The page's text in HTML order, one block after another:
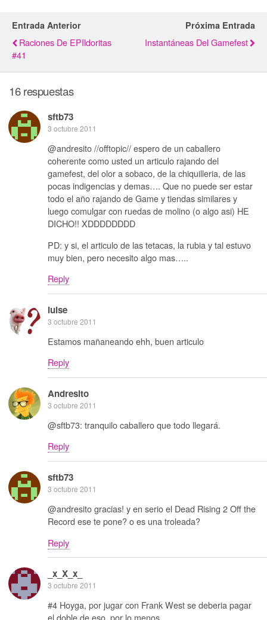
Entrada Anterior
Raciones De EPIldoritas
#41
Próxima Entrada
Instantáneas Del Gamefest
16 respuestas
sftb73
3 octubre 2011
@andresito //offtopic// espero de un caballero
coherente como usted un articulo rajando del
gamefest, del olor a sobaco, de la chiquilleria, de las
pocas indigencias y demas…. Que no puede ser estar
todo el año rajando de Game y tiendas similares y
luego comulgar con ruedas de molino (o algo asi) HE
DICHO!! XDDDDDDDD
PD: y si, el articulo de las tetacas, la rubia y tal estuvo
muy bien, pero necesito algo mas…..
Reply
luise
3 octubre 2011
Estamos mañaneando ehh, buen articulo
Reply
Andresito
3 octubre 2011
@sftb73: tranquilo caballero que todo llegará.
Reply
sftb73
3 octubre 2011
@andresito gracias! y en serio el Dead Rising 2 Off the
Record ese te pone? o es una troleada?
Reply
_x_X_x_
3 octubre 2011
#4 Hoyga, por jugar con Frank West se deberia pagar